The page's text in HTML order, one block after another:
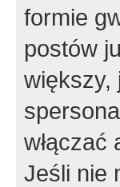
formie
postów
większy,
Jeśli nie